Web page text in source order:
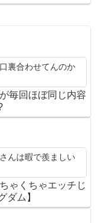
裏合わせてんのか
毎回ほぼ同じ内容
んは暇で羨ましい
ゃくちゃエッチじ
ダム】